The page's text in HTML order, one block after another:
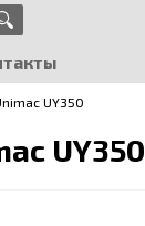
UY350
UY350